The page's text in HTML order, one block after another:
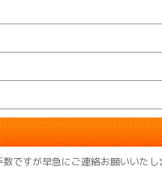
ですが早急にご連絡お願いいたし